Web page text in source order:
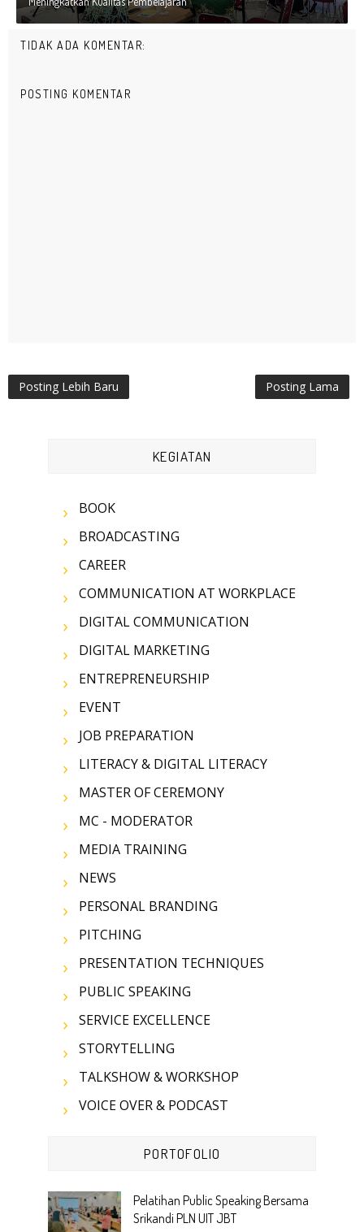
TIDAK ADA KOMENTAR:
POSTING KOMENTAR
Posting Lebih Baru Posting Lama
KEGIATAN
BOOK
BROADCASTING
CAREER
COMMUNICATION AT WORKPLACE
DIGITAL COMMUNICATION
DIGITAL MARKETING
ENTREPRENEURSHIP
EVENT
JOB PREPARATION
LITERACY & DIGITAL LITERACY
MASTER OF CEREMONY
MC - MODERATOR
MEDIA TRAINING
NEWS
PERSONAL BRANDING
PITCHING
PRESENTATION TECHNIQUES
PUBLIC SPEAKING
SERVICE EXCELLENCE
STORYTELLING
TALKSHOW & WORKSHOP
VOICE OVER & PODCAST
PORTOFOLIO
Pelatihan Public Speaking Bersama
Srikandi PLN UIT JBT